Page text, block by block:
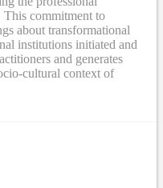
This commitment to
about transformational
institutions initiated and
and generates
cultural context of